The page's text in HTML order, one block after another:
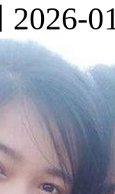
2026-